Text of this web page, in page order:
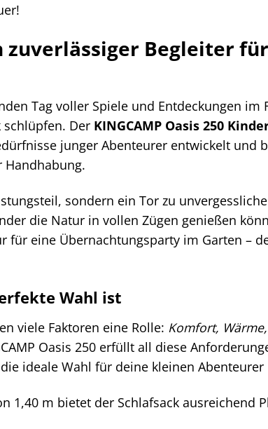
zuverlässiger Begleiter
Tag voller Spiele und Entdeckungen im
schlüpfen. Der KINGCAMP Oasis 250
junger Abenteurer entwickelt und
sondern ein Tor zu
die Natur in vollen Zügen genießen
eine Übernachtungsparty im Garten –
Wahl ist
viele Faktoren eine Rolle: Komfort,
Oasis 250 erfüllt all diese
ideale Wahl für deine kleinen Abenteurer
1,40 m bietet der Schlafsack ausreichend